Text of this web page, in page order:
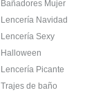
Bañadores Mujer
Lencería Navidad
Lencería Sexy
Halloween
Lencería Picante
Trajes de baño